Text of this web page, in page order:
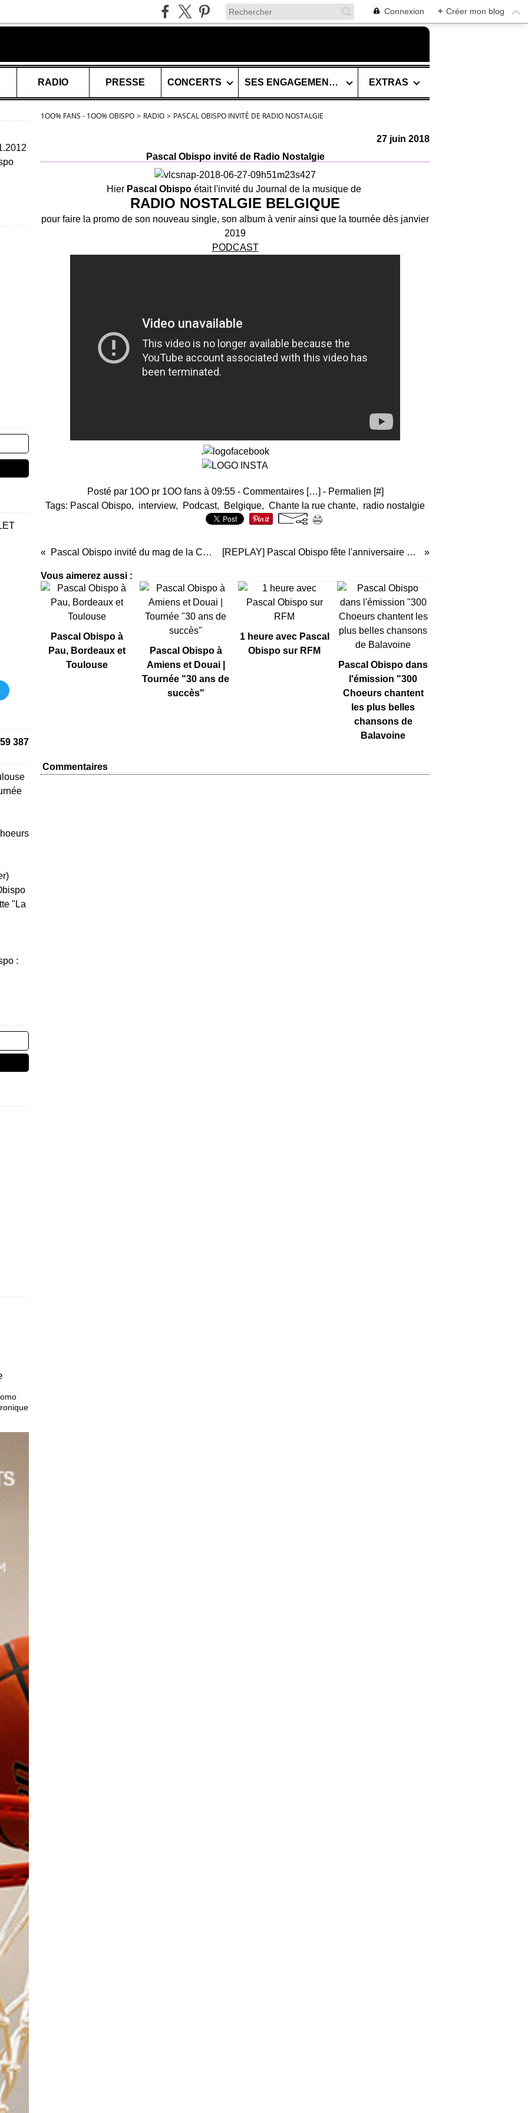
Connexion + Créer mon blog
RADIO PRESSE CONCERTS SES ENGAGEMENTS EXTRAS
387
"La
:
1OO% FANS - 1OO% OBISPO > RADIO > PASCAL OBISPO INVITÉ DE RADIO NOSTALGIE
27 juin 2018
Pascal Obispo invité de Radio Nostalgie
Hier Pascal Obispo était l'invité du Journal de la musique de
RADIO NOSTALGIE BELGIQUE
pour faire la promo de son nouveau single, son album à venir ainsi que la tournée dès janvier
2019
PODCAST
.
Posté par 1OO pr 1OO fans à 09:55 - Commentaires […] - Permalien [#]
Tags: Pascal Obispo, interview, Podcast, Belgique, Chante la rue chante, radio nostalgie
Pascal Obispo invité du mag de la Coupe du Monde sur TF1 [REPLAY] Pascal Obispo fête l'anniversaire de Line Renaud sur France 2
Vous aimerez aussi :
Pascal Obispo à
Pau, Bordeaux et
Toulouse
Pascal Obispo à
Amiens et Douai |
Tournée "30 ans de
succès"
1 heure avec Pascal
Obispo sur RFM
Pascal Obispo dans
l'émission "300
Choeurs chantent
les plus belles
chansons de
Balavoine
Commentaires